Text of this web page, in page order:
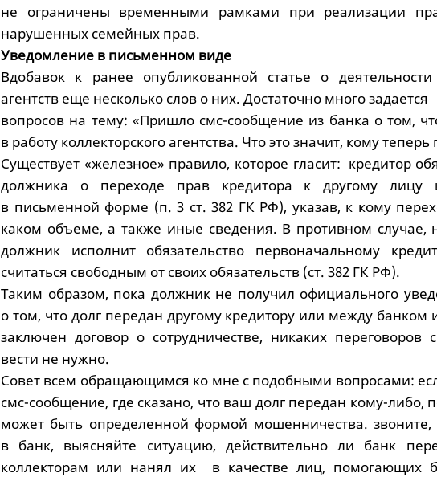
не ограничены временными рамками при реализации
нарушенных семейных прав.
Уведомление в письменном виде
Вдобавок к ранее опубликованной статье о деятельности
агентств еще несколько слов о них. Достаточно много задается
вопросов на тему: «Пришло смс-сообщение из банка о том,
в работу коллекторского агентства. Что это значит, кому теперь
Существует «железное» правило, которое гласит: кредитор
должника о переходе прав кредитора к другому лицу
в письменной форме (п. 3 ст. 382 ГК РФ), указав, к кому
каком объеме, а также иные сведения. В противном случае,
должник исполнит обязательство первоначальному
считаться свободным от своих обязательств (ст. 382 ГК РФ).
Таким образом, пока должник не получил официального
о том, что долг передан другому кредитору или между банком
заключен договор о сотрудничестве, никаких переговоров
вести не нужно.
Совет всем обращающимся ко мне с подобными вопросами:
смс-сообщение, где сказано, что ваш долг передан кому-либо,
может быть определенной формой мошенничества.
в банк, выясняйте ситуацию, действительно ли банк
коллекторам или нанял их в качестве лиц, помогающих